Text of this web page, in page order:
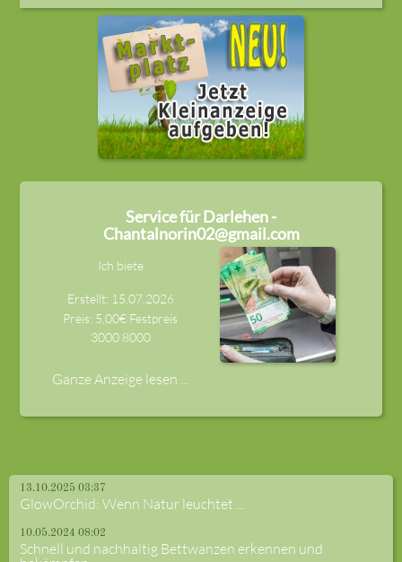
Service für Darlehen -
Chantalnorin02@gmail.com
Ich biete
Erstellt: 15.07.2026
Preis: 5,00€ Festpreis
3000 8000
Ganze Anzeige lesen ...
13.10.2025 03:37
GlowOrchid: Wenn Natur leuchtet ...
10.05.2024 08:02
Schnell und nachhaltig Bettwanzen erkennen und